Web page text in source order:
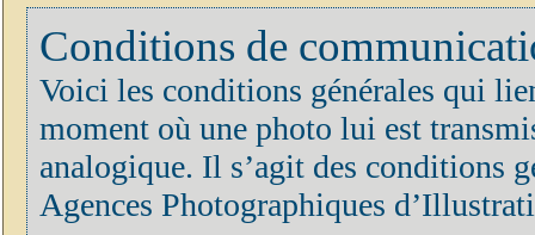
Conditions de
Voici les conditions générales qui
moment où une photo lui est
analogique. Il s’agit des conditions
Agences Photographiques